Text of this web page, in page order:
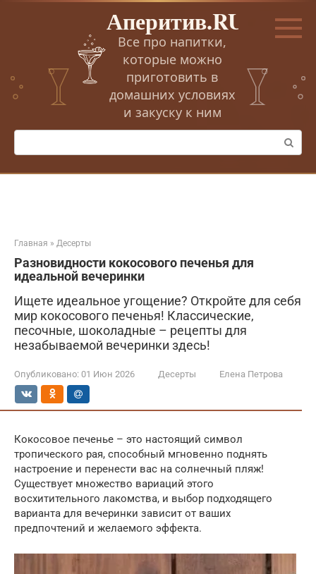
Перейти
Аперитив.RU
Все про напитки,
которые можно
приготовить в
домашних условиях
и закуску к ним
Поиск:
Главная » Десерты
Разновидности кокосового печенья для
идеальной вечеринки
Ищете идеальное угощение? Откройте для себя
мир кокосового печенья! Классические,
песочные, шоколадные – рецепты для
незабываемой вечеринки здесь!
Опубликовано: 01 Июн 2026 Десерты Елена Петрова
Кокосовое печенье – это настоящий символ
тропического рая, способный мгновенно поднять
настроение и перенести вас на солнечный пляж!
Существует множество вариаций этого
восхитительного лакомства, и выбор подходящего
варианта для вечеринки зависит от ваших
предпочтений и желаемого эффекта.